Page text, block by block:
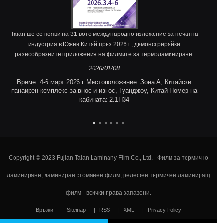
Taian ще се появи на 31-вото международно изложение за печатна
индустрия в Южен Китай през 2026 г., демонстрирайки
разнообразните приложения на филмите за термоламиниране.
2026/01/08
Време: 4-6 март 2026 г Местоположение: Зона A, Китайски
панаирен комплекс за внос и износ, Гуанджоу, Китай Номер на
кабината: 2.1H34
Copyright © 2023 Fujian Taian Laminany Film Co., Ltd. - Филм за термично
ламиниране, ламиниран стоманен филм, релефен термичен ламиниращ
филм - всички права запазени.
Връзки Sitemap RSS XML Privacy Policy